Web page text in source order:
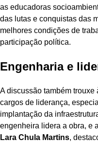
as educadoras
das lutas e conquistas das
melhores condições de
participação política.
Engenharia e
A discussão também
cargos de liderança,
implantação da
engenheira lidera a obra, e a
Lara Chula Martins,